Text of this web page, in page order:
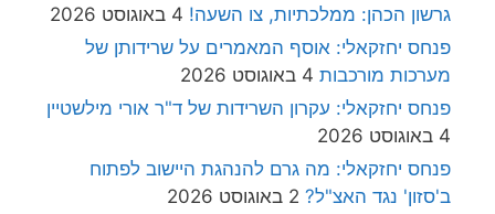
גרשון הכהן: ממלכתיות, צו השעה! 4 באוגוסט 2026
פנחס יחזקאלי: אוסף המאמרים על שרידותן של
מערכות מורכבות 4 באוגוסט 2026
פנחס יחזקאלי: עקרון השרידות של ד"ר אורי מילשטיין
4 באוגוסט 2026
פנחס יחזקאלי: מה גרם להנהגת היישוב לפתוח
ב'סזון' נגד האצ"ל? 2 באוגוסט 2026